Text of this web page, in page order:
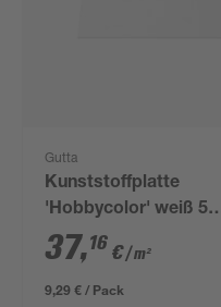
Gutta
Kunststoffplatte
'Hobbycolor' weiß 50
x 50 x 0,3 cm
37,16 €/ m²
9,29 € / Pack